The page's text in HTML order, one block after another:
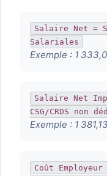
Salaire Net =
Salariales
Exemple : 1
Salaire Net
CSG/CRDS non
Exemple : 1
Coût